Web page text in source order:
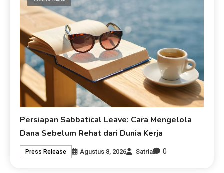
Persiapan Sabbatical Leave: Cara Mengelola
Dana Sebelum Rehat dari Dunia Kerja
Press Release Agustus 8, 2026 Satria 0